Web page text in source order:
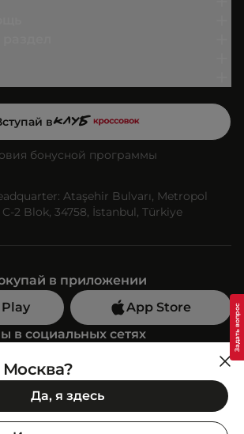
в
бонусной программы
Ataşehir Bulvarı, Metropol
2 Blok, 34758, İstanbul, Türkiye
в приложении
App Store
в социальных сетях
Позвони нам
+7 (499) 350-55-33
C 10:00 до 19:00
Да, я здесь